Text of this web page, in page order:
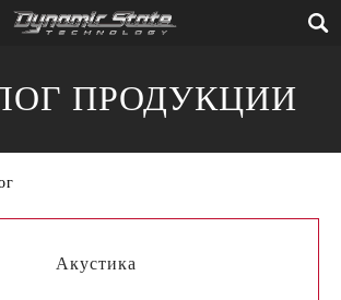
ПРОДУКЦИИ
Акустика